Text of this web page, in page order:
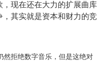
，现在还在大力的扩展曲库
其实就是资本和财力的竞
然拒绝数字音乐，但是这绝对